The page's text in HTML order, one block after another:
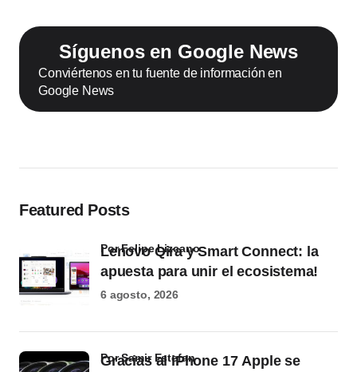
Síguenos en Google News
Conviértenos en tu fuente de información en
Google News
Featured Posts
Lenovo Qira y Smart Connect: la
apuesta para unir el ecosistema!
por Felipe Lizcano
6 agosto, 2026
Gracias al iPhone 17 Apple se
por Samir Estefan